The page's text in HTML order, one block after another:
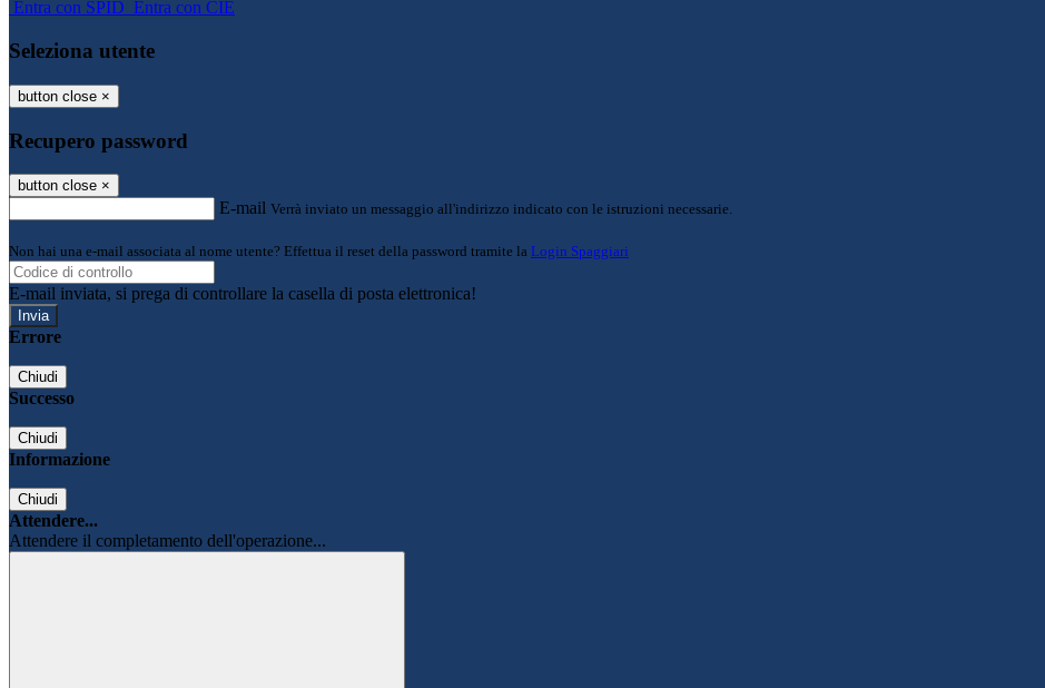
Entra con SPID Entra con CIE
Seleziona utente
button close ×
Recupero password
button close ×
E-mail Verrà inviato un messaggio all'indirizzo indicato con le istruzioni necessarie.
Non hai una e-mail associata al nome utente? Effettua il reset della password tramite la Login Spaggiari
E-mail inviata, si prega di controllare la casella di posta elettronica!
Errore
Chiudi
Successo
Chiudi
Informazione
Chiudi
Attendere...
Attendere il completamento dell'operazione...